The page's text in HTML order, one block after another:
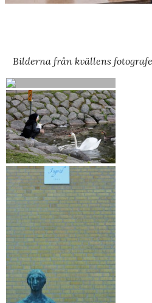
Bilderna från kvällens